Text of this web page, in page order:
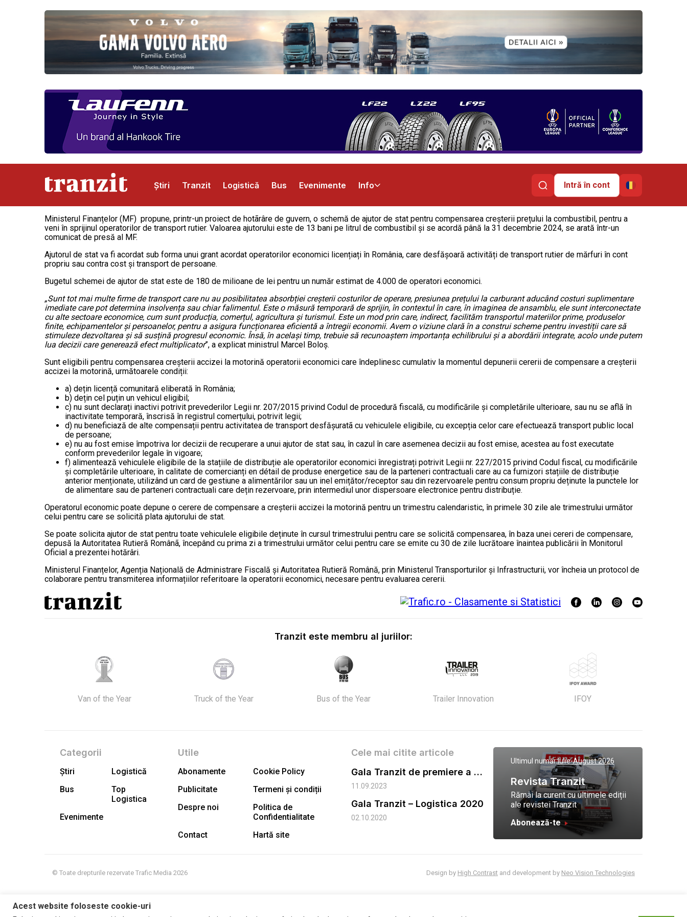
Știri Tranzit Logistică Bus Evenimente Info
Abonamente Publicitate Contact
Intră în cont
Ministerul Finanțelor (MF) propune, printr-un proiect de hotãrâre de guvern, o schemă de ajutor de stat pentru compensarea creșterii prețului la combustibil, pentru a
veni în sprijinul operatorilor de transport rutier. Valoarea ajutorului este de 13 bani pe litrul de combustibil și se acordă până la 31 decembrie 2024, se arată într-un
comunicat de presă al MF.
Ajutorul de stat va fi acordat sub forma unui grant acordat operatorilor economici licențiați în România, care desfășoară activități de transport rutier de mărfuri în cont
propriu sau contra cost și transport de persoane.
Bugetul schemei de ajutor de stat este de 180 de milioane de lei pentru un număr estimat de 4.000 de operatori economici.
„Sunt tot mai multe firme de transport care nu au posibilitatea absorbției creșterii costurilor de operare, presiunea prețului la carburant aducând costuri suplimentare
imediate care pot determina insolvența sau chiar falimentul. Este o măsură temporară de sprijin, în contextul în care, în imaginea de ansamblu, ele sunt interconectate
cu alte sectoare economice, cum sunt producția, comerțul, agricultura și turismul. Este un mod prin care, indirect, facilităm transportul materiilor prime, produselor
finite, echipamentelor și persoanelor, pentru a asigura funcționarea eficientă a întregii economii. Avem o viziune clară în a construi scheme pentru investiții care să
stimuleze dezvoltarea și să susțină progresul economic. Însă, în același timp, trebuie să recunoaștem importanța echilibrului și a abordării integrate, acolo unde putem
lua decizii care generează efect multiplicator”, a explicat ministrul Marcel Boloș.
Sunt eligibili pentru compensarea creșterii accizei la motorină operatorii economici care îndeplinesc cumulativ la momentul depunerii cererii de compensare a creșterii
accizei la motorină, următoarele condiții:
a) dețin licență comunitară eliberată în România;
b) dețin cel puțin un vehicul eligibil;
c) nu sunt declarați inactivi potrivit prevederilor Legii nr. 207/2015 privind Codul de procedură fiscală, cu modificările și completările ulterioare, sau nu se află în
inactivitate temporară, înscrisă în registrul comerțului, potrivit legii;
d) nu beneficiază de alte compensații pentru activitatea de transport desfășuratã cu vehiculele eligibile, cu excepția celor care efectuează transport public local
de persoane;
e) nu au fost emise împotriva lor decizii de recuperare a unui ajutor de stat sau, în cazul în care asemenea decizii au fost emise, acestea au fost executate
conform prevederilor legale în vigoare;
f) alimentează vehiculele eligibile de la stațiile de distribuție ale operatorilor economici înregistrați potrivit Legii nr. 227/2015 privind Codul fiscal, cu modificările
și completările ulterioare, în calitate de comercianți en détail de produse energetice sau de la parteneri contractuali care au ca furnizori stațiile de distribuție
anterior menționate, utilizând un card de gestiune a alimentărilor sau un inel emițător/receptor sau din rezervoarele pentru consum propriu deținute la punctele lor
de alimentare sau de parteneri contractuali care dețin rezervoare, prin intermediul unor dispersoare electronice pentru distribuție.
Operatorul economic poate depune o cerere de compensare a creșterii accizei la motorină pentru un trimestru calendaristic, în primele 30 zile ale trimestrului următor
celui pentru care se solicită plata ajutorului de stat.
Se poate solicita ajutor de stat pentru toate vehiculele eligibile deținute în cursul trimestrului pentru care se solicită compensarea, în baza unei cereri de compensare,
depusă la Autoritatea Rutieră Românã, începând cu prima zi a trimestrului următor celui pentru care se emite cu 30 de zile lucrătoare înaintea publicării în Monitorul
Oficial a prezentei hotărâri.
Ministerul Finanțelor, Agenția Națională de Administrare Fiscală și Autoritatea Rutieră Română, prin Ministerul Transporturilor și Infrastructurii, vor încheia un protocol de
colaborare pentru transmiterea informațiilor referitoare la operatorii economici, necesare pentru evaluarea cererii.
Tranzit este membru al juriilor:
Van of the Year Truck of the Year Bus of the Year Trailer Innovation IFOY
Categorii
Știri
Logistică
Bus
Top
Logistica
Evenimente
Utile
Abonamente
Cookie Policy
Publicitate
Termeni și condiții
Despre noi
Politica de
Confidentialitate
Contact
Hartă site
Cele mai citite articole
Gala Tranzit de premiere a celor mai eficienti operatori de transport marfa 2023
11.09.2023
Gala Tranzit – Logistica 2020
02.10.2020
Ultimul număr:Iulie-August 2026
Revista Tranzit
Rămâi la curent cu ultimele ediții
ale revistei Tranzit
Abonează-te
© Toate drepturile rezervate Trafic Media 2026 Design by High Contrast and development by Neo Vision Technologies
Acest website foloseste cookie-uri